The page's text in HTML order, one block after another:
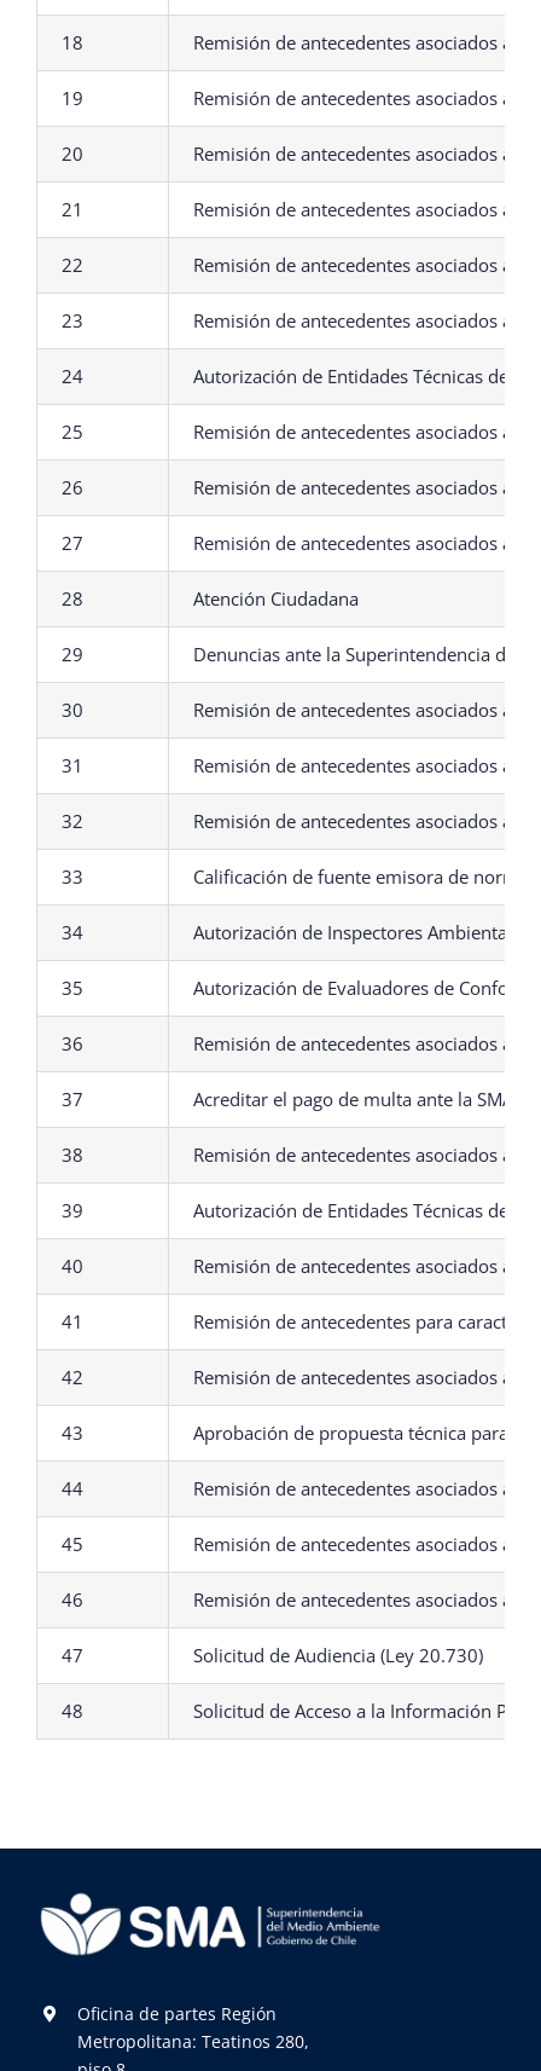
18 Remisión de antecedentes asociados al
19 Remisión de antecedentes asociados al
20 Remisión de antecedentes asociados al
21 Remisión de antecedentes asociados al
22 Remisión de antecedentes asociados a
23 Remisión de antecedentes asociados a
24 Autorización de Entidades Técnicas de
25 Remisión de antecedentes asociados a
26 Remisión de antecedentes asociados a
27 Remisión de antecedentes asociados al
28 Atención Ciudadana
29 Denuncias ante la Superintendencia del
30 Remisión de antecedentes asociados al
31 Remisión de antecedentes asociados al
32 Remisión de antecedentes asociados a
33 Calificación de fuente emisora de normas
34 Autorización de Inspectores Ambientales
35 Autorización de Evaluadores de
36 Remisión de antecedentes asociados a
37 Acreditar el pago de multa ante la SMA
38 Remisión de antecedentes asociados al
39 Autorización de Entidades Técnicas de
40 Remisión de antecedentes asociados a
41 Remisión de antecedentes para
42 Remisión de antecedentes asociados a
43 Aprobación de propuesta técnica para
44 Remisión de antecedentes asociados a
45 Remisión de antecedentes asociados a
46 Remisión de antecedentes asociados a
47 Solicitud de Audiencia (Ley 20.730)
48 Solicitud de Acceso a la Información
Oficina de partes Región
Metropolitana: Teatinos 280,